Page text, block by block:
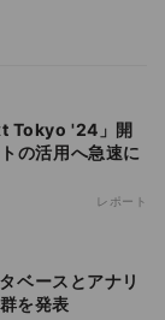
Tokyo '24」開
の活用へ急速に
レポート
ベースとアナリ
を発表